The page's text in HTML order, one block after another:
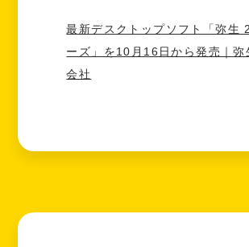
最新デスクトップソフト「弥生
ーズ」を10月16日から発売｜弥
会社